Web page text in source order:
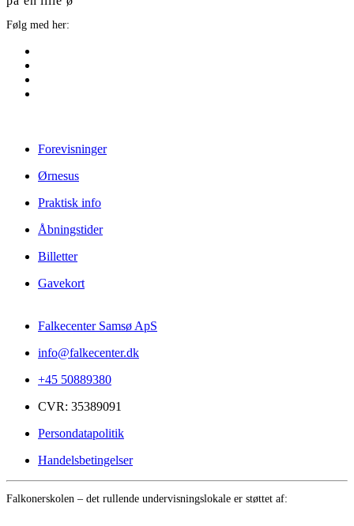
Følg med her:
Forevisninger
Ørnesus
Praktisk info
Åbningstider
Billetter
Gavekort
Falkecenter Samsø ApS
info@falkecenter.dk
+45 50889380
CVR: 35389091
Persondatapolitik
Handelsbetingelser
Falkonerskolen – det rullende undervisningslokale er støttet af: